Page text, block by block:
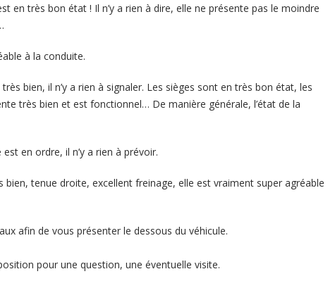
en très bon état ! Il n’y a rien à dire, elle ne présente pas le moindre
à la conduite.
bien, il n’y a rien à signaler. Les sièges sont en très bon état, les
très bien et est fonctionnel… De manière générale, l’état de la
en ordre, il n’y a rien à prévoir.
tenue droite, excellent freinage, elle est vraiment super agréable
afin de vous présenter le dessous du véhicule.
pour une question, une éventuelle visite.